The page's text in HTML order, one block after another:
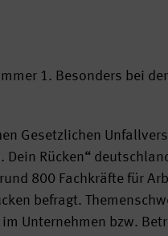
1. Besonders bei
Gesetzlichen
Dein Rücken“
800 Fachkräfte für
befragt.
Unternehmen bzw.